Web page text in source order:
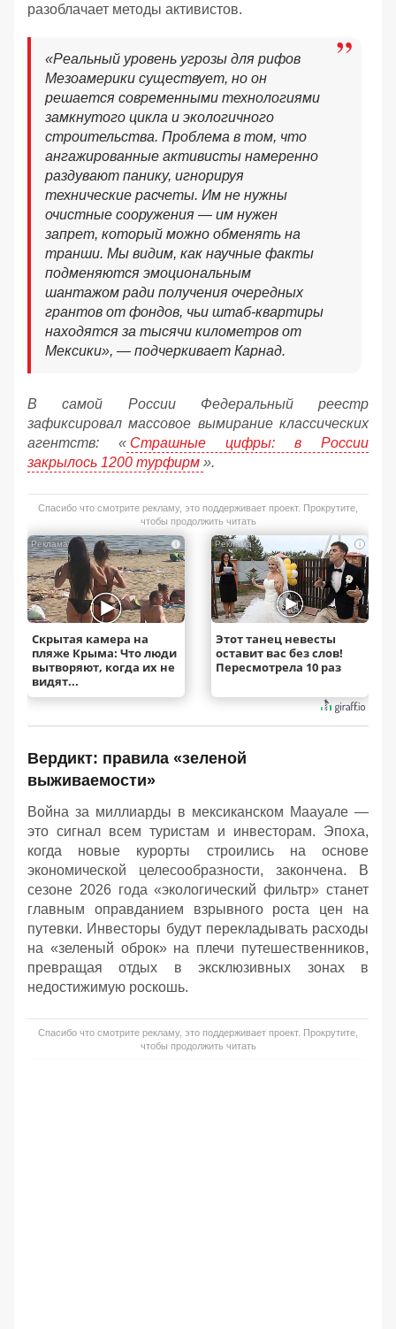
разоблачает методы активистов.
«Реальный уровень угрозы для рифов
Мезоамерики существует, но он
решается современными технологиями
замкнутого цикла и экологичного
строительства. Проблема в том, что
ангажированные активисты намеренно
раздувают панику, игнорируя
технические расчеты. Им не нужны
очистные сооружения — им нужен
запрет, который можно обменять на
транши. Мы видим, как научные факты
подменяются эмоциональным
шантажом ради получения очередных
грантов от фондов, чьи штаб-квартиры
находятся за тысячи километров от
Мексики», — подчеркивает Карнад.
В самой России Федеральный реестр
зафиксировал массовое вымирание классических
агентств: « Страшные цифры: в России
закрылось 1200 турфирм ».
Спасибо что смотрите рекламу, это поддерживает проект. Прокрутите,
чтобы продолжить читать
i
Скрытая камера на
пляже Крыма: Что люди
вытворяют, когда их не
видят...
i
Этот танец невесты
оставит вас без слов!
Пересмотрела 10 раз
Вердикт: правила «зеленой
выживаемости»
Война за миллиарды в мексиканском Маауале —
это сигнал всем туристам и инвесторам. Эпоха,
когда новые курорты строились на основе
экономической целесообразности, закончена. В
сезоне 2026 года «экологический фильтр» станет
главным оправданием взрывного роста цен на
путевки. Инвесторы будут перекладывать расходы
на «зеленый оброк» на плечи путешественников,
превращая отдых в эксклюзивных зонах в
недостижимую роскошь.
Спасибо что смотрите рекламу, это поддерживает проект. Прокрутите,
чтобы продолжить читать